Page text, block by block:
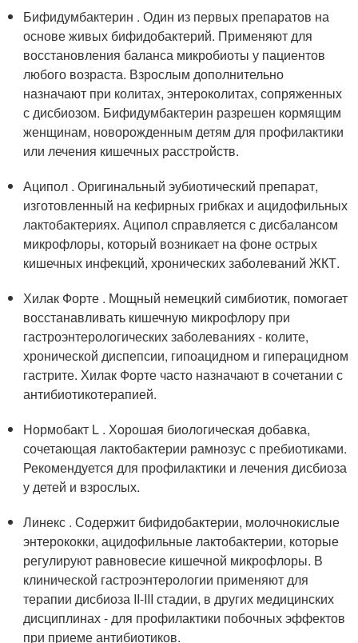
Бифидумбактерин . Один из первых препаратов на
основе живых бифидобактерий. Применяют для
восстановления баланса микробиоты у пациентов
любого возраста. Взрослым дополнительно
назначают при колитах, энтероколитах, сопряженных
с дисбиозом. Бифидумбактерин разрешен кормящим
женщинам, новорожденным детям для профилактики
или лечения кишечных расстройств.
Аципол . Оригинальный эубиотический препарат,
изготовленный на кефирных грибках и ацидофильных
лактобактериях. Аципол справляется с дисбалансом
микрофлоры, который возникает на фоне острых
кишечных инфекций, хронических заболеваний ЖКТ.
Хилак Форте . Мощный немецкий симбиотик, помогает
восстанавливать кишечную микрофлору при
гастроэнтерологических заболеваниях - колите,
хронической диспепсии, гипоацидном и гиперацидном
гастрите. Хилак Форте часто назначают в сочетании с
антибиотикотерапией.
Нормобакт L . Хорошая биологическая добавка,
сочетающая лактобактерии рамнозус с пребиотиками.
Рекомендуется для профилактики и лечения дисбиоза
у детей и взрослых.
Линекс . Содержит бифидобактерии, молочнокислые
энтерококки, ацидофильные лактобактерии, которые
регулируют равновесие кишечной микрофлоры. В
клинической гастроэнтерологии применяют для
терапии дисбиоза II-III стадии, в других медицинских
дисциплинах - для профилактики побочных эффектов
при приеме антибиотиков.